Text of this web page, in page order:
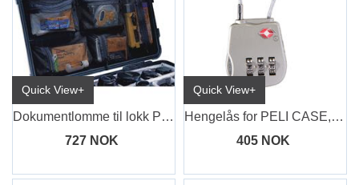
Quick View+
Dokumentlomme til lokk PELI CASE 1510
727 NOK
Quick View+
Hengelås for PELI CASE, TSA Lock
405 NOK